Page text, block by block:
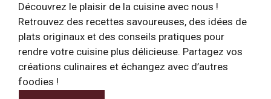
Découvrez le plaisir de la cuisine avec nous !
Retrouvez des recettes savoureuses, des idées de
plats originaux et des conseils pratiques pour
rendre votre cuisine plus délicieuse. Partagez vos
créations culinaires et échangez avec d’autres
foodies !